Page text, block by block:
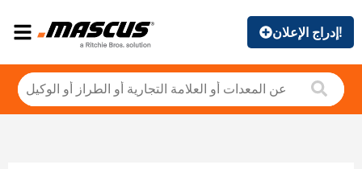
إدراج الإعلان!